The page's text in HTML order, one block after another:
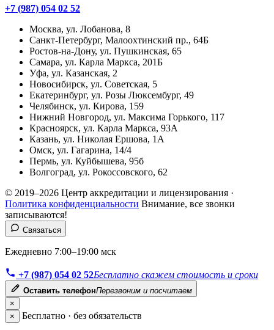
+7 (987) 054 02 52
Москва, ул. Лобанова, 8
Санкт-Петербург, Малоохтинский пр., 64Б
Ростов-на-Дону, ул. Пушкинская, 65
Самара, ул. Карла Маркса, 201Б
Уфа, ул. Казанская, 2
Новосибирск, ул. Советская, 5
Екатеринбург, ул. Розы Люксембург, 49
Челябинск, ул. Кирова, 159
Нижний Новгород, ул. Максима Горького, 117
Красноярск, ул. Карла Маркса, 93А
Казань, ул. Николая Ершова, 1А
Омск, ул. Гагарина, 14/4
Пермь, ул. Куйбышева, 95б
Волгоград, ул. Рокоссовского, 62
© 2019–2026 Центр аккредитации и лицензирования ·
Политика конфиденциальности Внимание, все звонки
записываются!
Связаться
Ежедневно 7:00–19:00 мск
+7 (987) 054 02 52Бесплатно скажем стоимость и сроки
Оставить телефонПерезвоним и посчитаем
×
×
Бесплатно · без обязательств